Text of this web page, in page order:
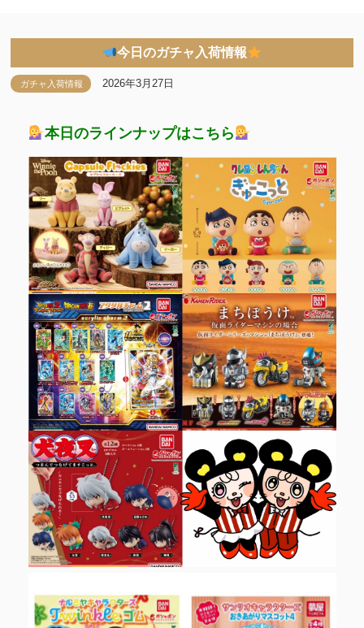
今日のガチャ入荷情報
ガチャ入荷情報 2026年3月27日
本日のラインナップはこちら